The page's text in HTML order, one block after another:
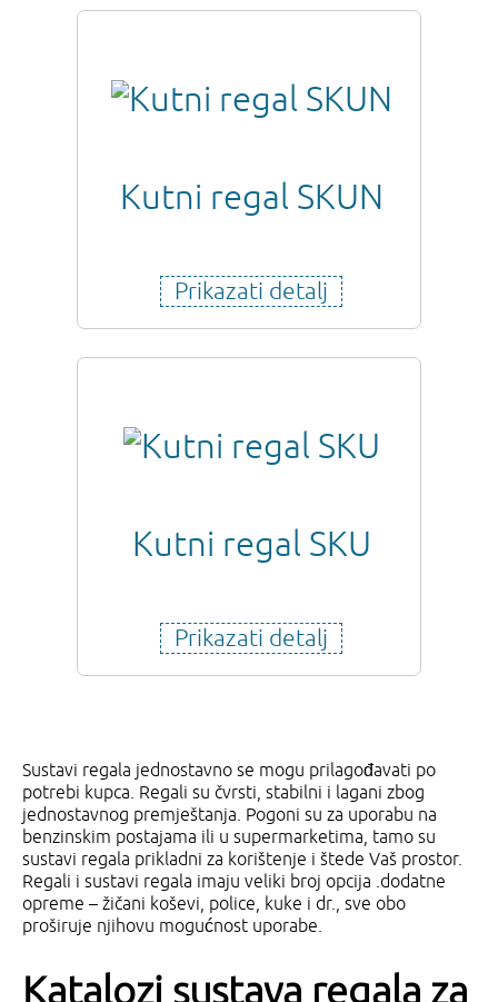
Kutni regal SKUN
Prikazati detalj
Kutni regal SKU
Prikazati detalj
Sustavi regala jednostavno se mogu prilagođavati po
potrebi kupca. Regali su čvrsti, stabilni i lagani zbog
jednostavnog premještanja. Pogoni su za uporabu na
benzinskim postajama ili u supermarketima, tamo su
sustavi regala prikladni za korištenje i štede Vaš prostor.
Regali i sustavi regala imaju veliki broj opcija .dodatne
opreme – žičani koševi, police, kuke i dr., sve obo
proširuje njihovu mogućnost uporabe.